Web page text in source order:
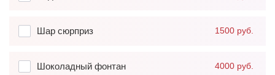
Шар сюрприз 1500 руб.
Шоколадный фонтан 4000 руб.